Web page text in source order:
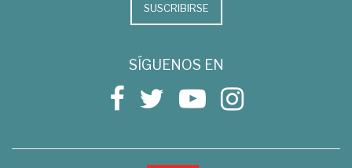
SUSCRIBIRSE
SÍGUENOS EN